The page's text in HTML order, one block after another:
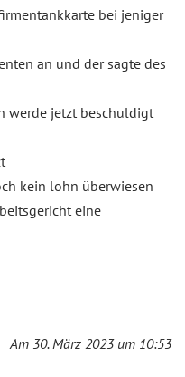
bei jeniger
an und der sagte des
werde jetzt beschuldigt
kein lohn überwiesen
eine
Am 30. März 2023 um 10:53